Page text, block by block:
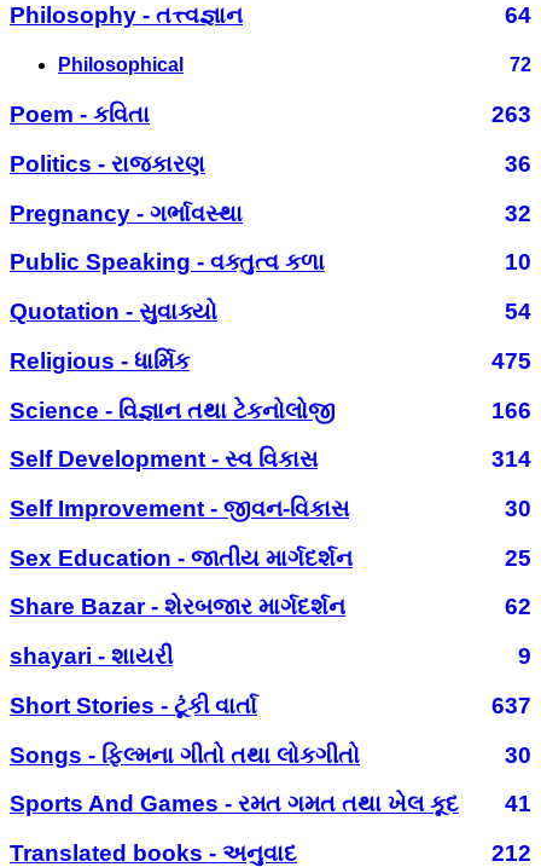
Philosophy - તત્ત્વજ્ઞાન
64
Philosophical 72
Poem - કવિતા
263
Politics - રાજકારણ
36
Pregnancy - ગર્ભાવસ્થા
32
Public Speaking - વક્તુત્વ કળા
10
Quotation - સુવાક્યો
54
Religious - ધાર્મિક
475
Science - વિજ્ઞાન તથા ટેકનોલોજી
166
Self Development - સ્વ વિકાસ
314
Self Improvement - જીવન-વિકાસ
30
Sex Education - જાતીય માર્ગદર્શન
25
Share Bazar - શેરબજાર માર્ગદર્શન
62
shayari - શાયરી
9
Short Stories - ટૂંકી વાર્તા
637
Songs - ફિલ્મના ગીતો તથા લોકગીતો
30
Sports And Games - રમત ગમત તથા ખેલ કૂદ
41
Translated books - અનુવાદ
212